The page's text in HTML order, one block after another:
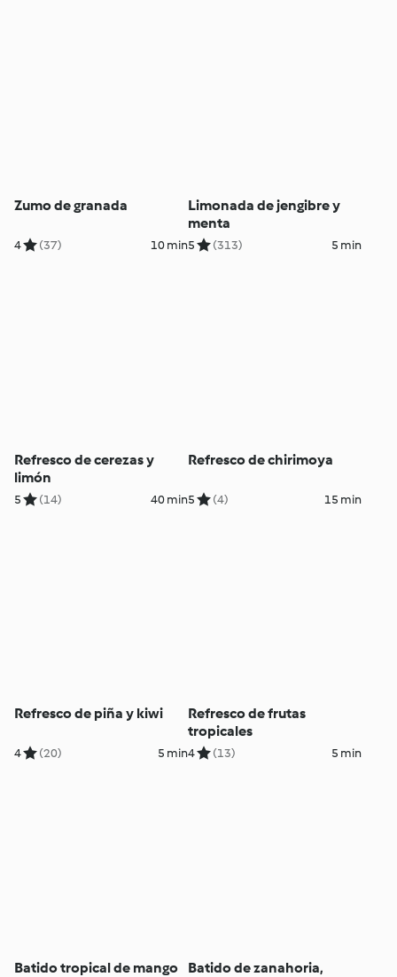
Zumo de granada
4 (37) 10 min
Limonada de jengibre y
menta
5 (313) 5 min
Refresco de cerezas y
limón
5 (14) 40 min
Refresco de chirimoya
5 (4) 15 min
Refresco de piña y kiwi
4 (20) 5 min
Refresco de frutas
tropicales
4 (13) 5 min
Batido tropical de mango
Batido de zanahoria,